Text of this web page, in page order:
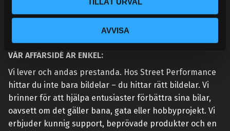
AVVISA
VÅR AFFÄRSIDÉ ÄR ENKEL:
Vi lever och andas prestanda. Hos Street Performance
hittar du inte bara bildelar – du hittar rätt bildelar. Vi
brinner för att hjälpa entusiaster förbättra sina bilar,
oavsett om det gäller bana, gata eller hobbyprojekt. Vi
erbjuder kunnig support, beprövade produkter och en